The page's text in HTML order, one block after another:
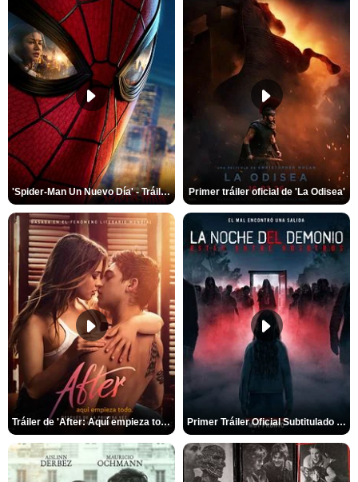
'Spider-Man Un Nuevo Día' - Tráiler oficial subtitulado Primer tráiler oficial de 'La Odisea'
Tráiler de 'After: Aquí empieza todo' Primer Tráiler Oficial Subtitulado de 'La Noche Del Demonio: Están Entre Nosotros'